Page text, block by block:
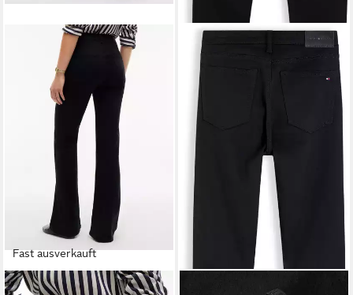
Fast ausverkauft
TOMMY HILFIGER